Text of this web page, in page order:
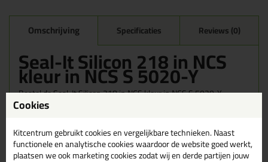
Omschrijving Specificaties Reviews (0)
Seal-It Silicon 218 in NCS
kleur in NCS S 5020-Y
Bestel de Seal-It Silicon 218 in NCS kleur in NCS S 5020-Y
vandaag nog! Vandaag besteld = morgen in huis.
Wil je meer weten over de toepassing en kenmerken van dit
product?Lees alles over dit product >
Cookies
Kitcentrum gebruikt cookies en vergelijkbare technieken. Naast
functionele en analytische cookies waardoor de website goed werkt,
plaatsen we ook marketing cookies zodat wij en derde partijen jouw